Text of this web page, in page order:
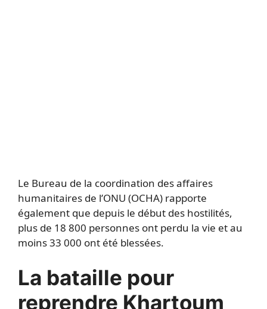
Le Bureau de la coordination des affaires
humanitaires de l’ONU (OCHA) rapporte
également que depuis le début des hostilités,
plus de 18 800 personnes ont perdu la vie et au
moins 33 000 ont été blessées.
La bataille pour
reprendre Khartoum